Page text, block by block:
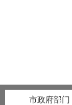
市政府部门